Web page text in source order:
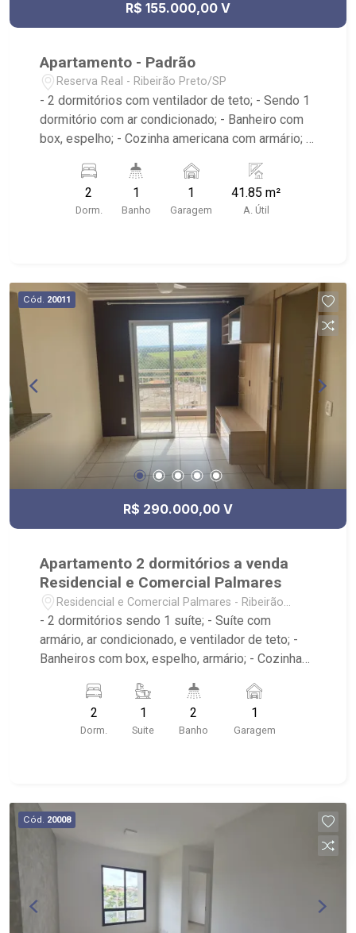
R$ 155.000,00 V
Apartamento - Padrão
Reserva Real - Ribeirão Preto/SP
- 2 dormitórios com ventilador de teto; - Sendo 1
dormitório com ar condicionado; - Banheiro com
box, espelho; - Cozinha americana com armário; -
Condomínio com piscinas, campo de futebol,
playgrounds, espaço kids, bicicletário, 4 espaços
gourmet e áreas externas para churrasco
as avenidas Alfredo Ravaneli e Henri Nestlé;
2
Dorm.
1
Banho
1
Garagem
41.85 m²
A. Útil
Cód. 20011
R$ 290.000,00 V
Apartamento 2 dormitórios a venda
Residencial e Comercial Palmares
Residencial e Comercial Palmares - Ribeirão
Preto/SP
- 2 dormitórios sendo 1 suíte; - Suíte com
armário, ar condicionado, e ventilador de teto; -
Banheiros com box, espelho, armário; - Cozinha
com ventilador no teto; - Varanda; - Próximo à
Rod. Anhanguera, Atacadão e Novo Shopping,
Pacaembu Autopeças Ltda; - Edifício com
2
Dorm.
1
Suite
2
Banho
1
Garagem
Cód. 20008